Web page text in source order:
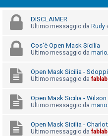
i
s
n
z
a
r
i
s
p
o
DISCLAIMER
Ultimo messaggio da Rudy
Cos'è Open Mask Sicilia
Ultimo messaggio da
Open Mask Sicilia -
Ultimo messaggio da
Open Mask Sicilia - Wilson
Ultimo messaggio da
Open Mask Sicilia -
Ultimo messaggio da